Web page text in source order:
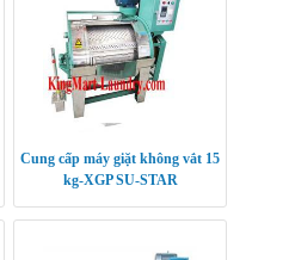
Cung cấp máy giặt không vắt 15
kg-XGP SU-STAR